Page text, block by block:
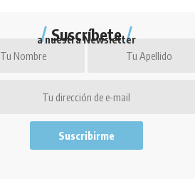
Suscríbete
a nuestra Newsletter